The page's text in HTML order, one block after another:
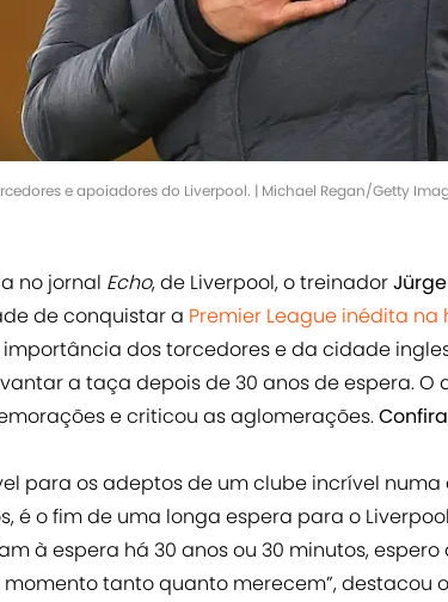
e apoiadores do Liverpool. | Michael Regan/Getty
no jornal Echo, de Liverpool, o treinador
de conquistar a Premier League inédita na
dos torcedores e da cidade
a taça depois de 30 anos de espera. O
e criticou as aglomerações.
para os adeptos de um clube incrível
é o fim de uma longa espera para o
à espera há 30 anos ou 30 minutos, espero
tanto quanto merecem”, destacou